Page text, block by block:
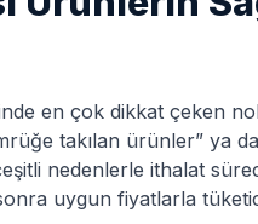
en çok dikkat çeken
takılan ürünler” ya
nedenlerle ithalat
uygun fiyatlarla